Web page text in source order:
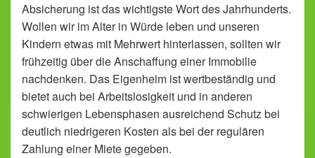
Absicherung ist das wichtigste Wort des Jahrhunderts.
Wollen wir im Alter in Würde leben und unseren
Kindern etwas mit Mehrwert hinterlassen, sollten wir
frühzeitig über die Anschaffung einer Immobilie
nachdenken. Das Eigenheim ist wertbeständig und
bietet auch bei Arbeitslosigkeit und in anderen
schwierigen Lebensphasen ausreichend Schutz bei
deutlich niedrigeren Kosten als bei der regulären
Zahlung einer Miete gegeben.